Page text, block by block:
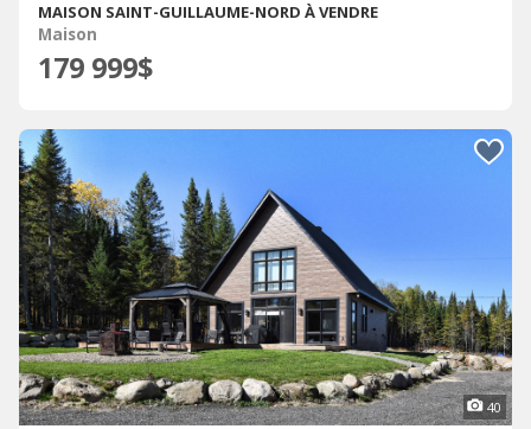
MAISON SAINT-GUILLAUME-NORD À VENDRE
Maison
179 999$
40